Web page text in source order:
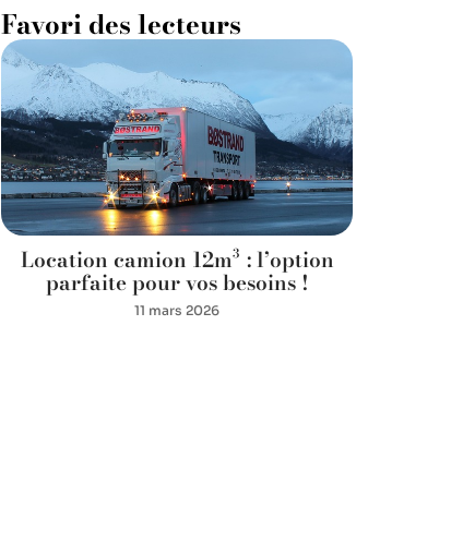
Favori des lecteurs
Location camion 12m³ : l’option
parfaite pour vos besoins !
11 mars 2026